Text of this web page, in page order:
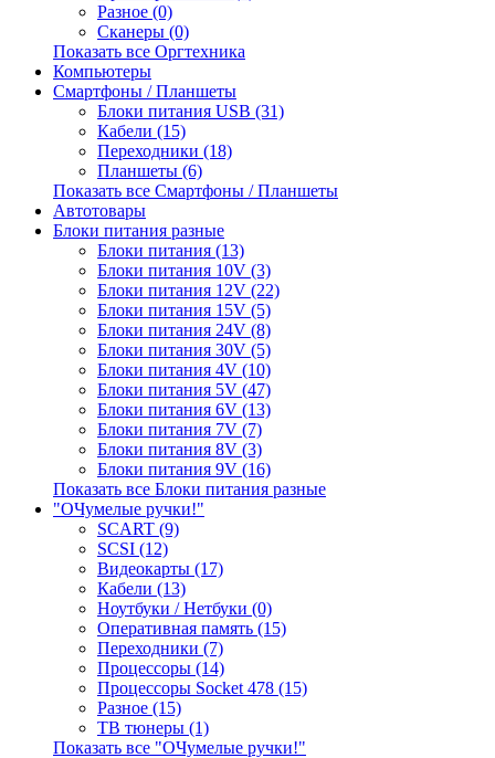
Разное (0)
Сканеры (0)
Показать все Оргтехника
Компьютеры
Смартфоны / Планшеты
Блоки питания USB (31)
Кабели (15)
Переходники (18)
Планшеты (6)
Показать все Смартфоны / Планшеты
Автотовары
Блоки питания разные
Блоки питания (13)
Блоки питания 10V (3)
Блоки питания 12V (22)
Блоки питания 15V (5)
Блоки питания 24V (8)
Блоки питания 30V (5)
Блоки питания 4V (10)
Блоки питания 5V (47)
Блоки питания 6V (13)
Блоки питания 7V (7)
Блоки питания 8V (3)
Блоки питания 9V (16)
Показать все Блоки питания разные
"ОЧумелые ручки!"
SCART (9)
SCSI (12)
Видеокарты (17)
Кабели (13)
Ноутбуки / Нетбуки (0)
Оперативная память (15)
Переходники (7)
Процессоры (14)
Процессоры Socket 478 (15)
Разное (15)
ТВ тюнеры (1)
Показать все "ОЧумелые ручки!"